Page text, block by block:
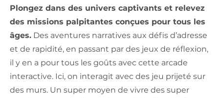
Plongez dans des univers captivants et relevez
des missions palpitantes conçues pour tous les
âges. Des aventures narratives aux défis d’adresse
et de rapidité, en passant par des jeux de réflexion,
il y en a pour tous les goûts avec cette arcade
interactive. Ici, on interagit avec des jeu prijeté sur
des murs. Un super moyen de vivre des super